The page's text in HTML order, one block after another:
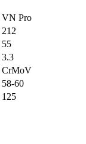
VN Pro
212
55
3.3
CrMoV
58-60
125